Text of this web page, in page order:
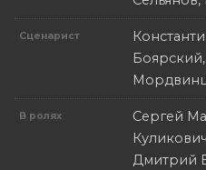
Сценарист
В ролях
Сергей
Дмитрий